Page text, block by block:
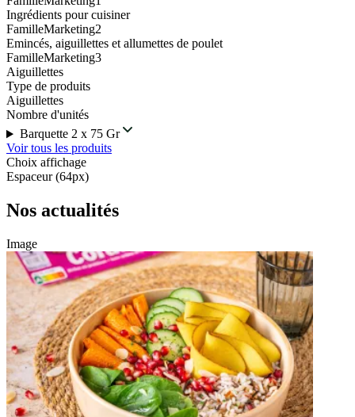
Ingrédients pour cuisiner
FamilleMarketing2
Emincés, aiguillettes et allumettes de poulet
FamilleMarketing3
Aiguillettes
Type de produits
Aiguillettes
Nombre d'unités
Barquette 2 x 75 Gr
Voir tous les produits
Choix affichage
Espaceur (64px)
Nos actualités
Image